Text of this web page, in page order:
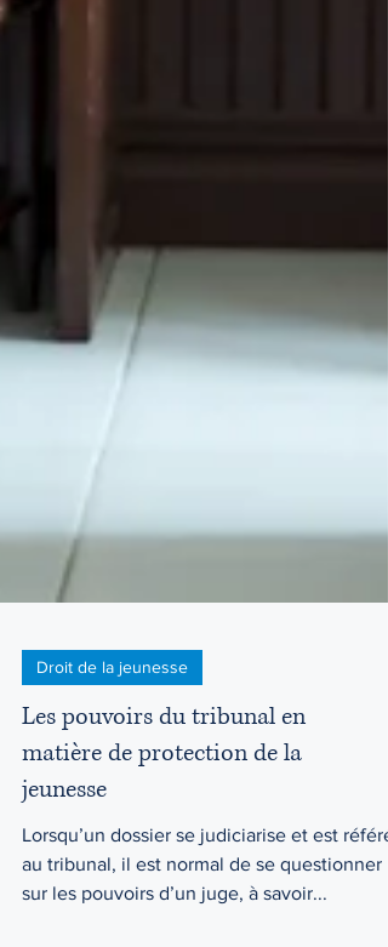
Droit de la jeunesse
Les pouvoirs du tribunal en
jeunesse
Lorsqu’un dossier se judiciarise et est référé